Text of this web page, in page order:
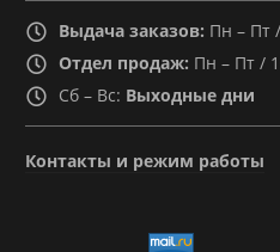
Выдача заказов: Пн – Пт
Отдел продаж: Пн – Пт /
Сб – Вс: Выходные дни
Контакты и режим работы